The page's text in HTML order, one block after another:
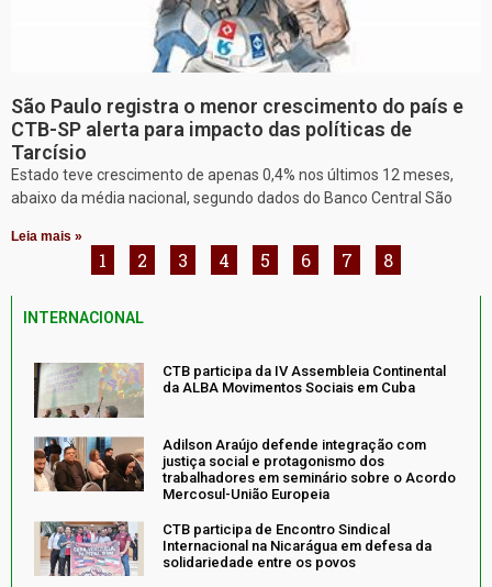
São Paulo registra o menor crescimento do país e
CTB-SP alerta para impacto das políticas de
Tarcísio
Estado teve crescimento de apenas 0,4% nos últimos 12 meses,
abaixo da média nacional, segundo dados do Banco Central São
Leia mais »
1 2 3 4 5 6 7 8
INTERNACIONAL
CTB participa da IV Assembleia Continental
da ALBA Movimentos Sociais em Cuba
Adilson Araújo defende integração com
justiça social e protagonismo dos
trabalhadores em seminário sobre o Acordo
Mercosul-União Europeia
CTB participa de Encontro Sindical
Internacional na Nicarágua em defesa da
solidariedade entre os povos